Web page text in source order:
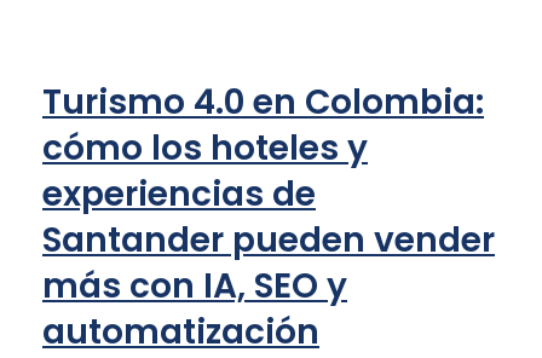
Turismo 4.0 en Colombia:
cómo los hoteles y
experiencias de
Santander pueden vender
más con IA, SEO y
automatización